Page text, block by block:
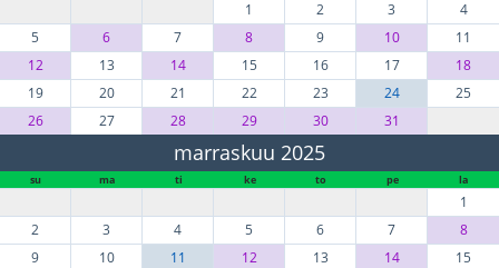
1 2 3
4
5
6 7 8 9 10
11
12
13 14 15 16 17
18
19
20 21 22 23 24
25
26
27 28 29 30 31
marraskuu 2025
su ma ti ke to pe la
1
2
3 4 5 6 7
8
9
10 11 12 13 14
15